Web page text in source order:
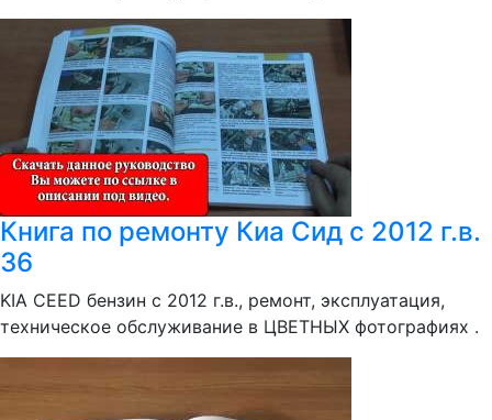
Книга по ремонту Киа Сид с 2012 г.в.
36
KIA CEED бензин с 2012 г.в., ремонт, эксплуатация,
техническое обслуживание в ЦВЕТНЫХ фотографиях .